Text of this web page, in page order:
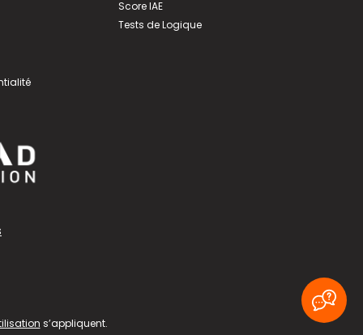
Score IAE
Tests de Logique
s’appliquent.